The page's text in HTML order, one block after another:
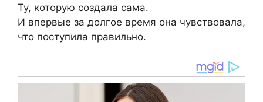
Ту, которую создала сама.
И впервые за долгое время она чувствовала,
что поступила правильно.